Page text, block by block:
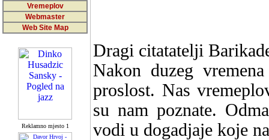
Vremeplov
Webmaster
Web Site Map
Reklamno mjesto 1
Dragi citatatelji
Nakon duzeg
proslost. Nas
su nam poznate.
vodi u dogadjaje koje